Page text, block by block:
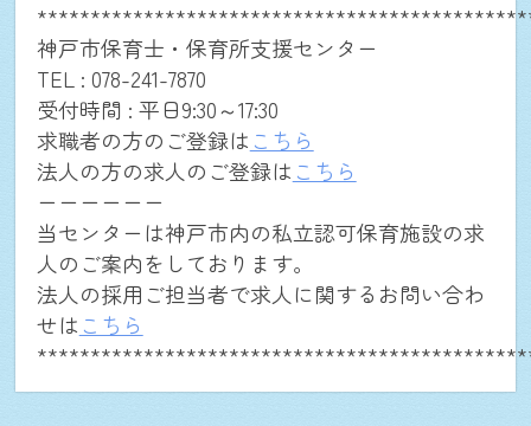
個人・法人向け新規登録
お問合せ(求職者の方用)
お問合せ(法人の方用)
ログイン
神戸市保育士・保育所支援センター
TEL : 078-241-7870
受付時間 : 平日9:30～17:30
求職者の方のご登録は こちら
法人の方の求人のご登録は こちら
ーーーーーー
当センターは神戸市内の私立認可保育施設の求
人のご案内をしております。
法人の採用ご担当者で求人に関するお問い合わ
せは こちら